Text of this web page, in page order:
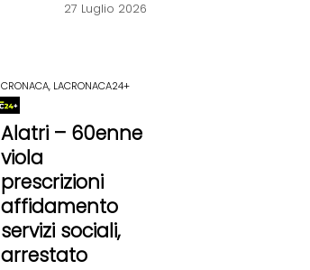
27 Luglio 2026
CRONACA, LACRONACA24+
Alatri – 60enne
viola
prescrizioni
affidamento
servizi sociali,
arrestato